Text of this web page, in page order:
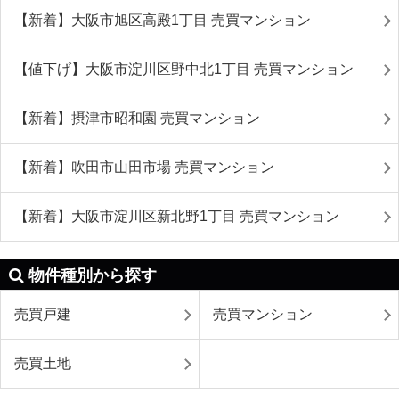
【新着】大阪市旭区高殿1丁目 売買マンション
【値下げ】大阪市淀川区野中北1丁目 売買マンション
【新着】摂津市昭和園 売買マンション
【新着】吹田市山田市場 売買マンション
【新着】大阪市淀川区新北野1丁目 売買マンション
物件種別から探す
売買戸建 売買マンション
売買土地